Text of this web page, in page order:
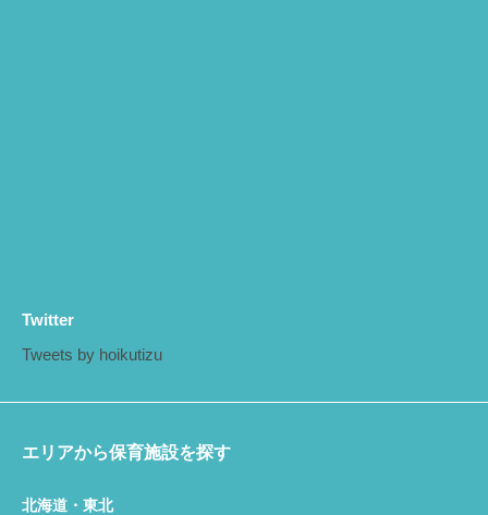
Twitter
Tweets by hoikutizu
エリアから保育施設を探す
北海道・東北